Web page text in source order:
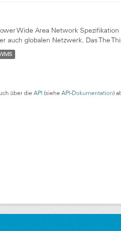
Wide Area Network
auch globalen Netzwerk. Das The
über die API (siehe API-Dokumentation)